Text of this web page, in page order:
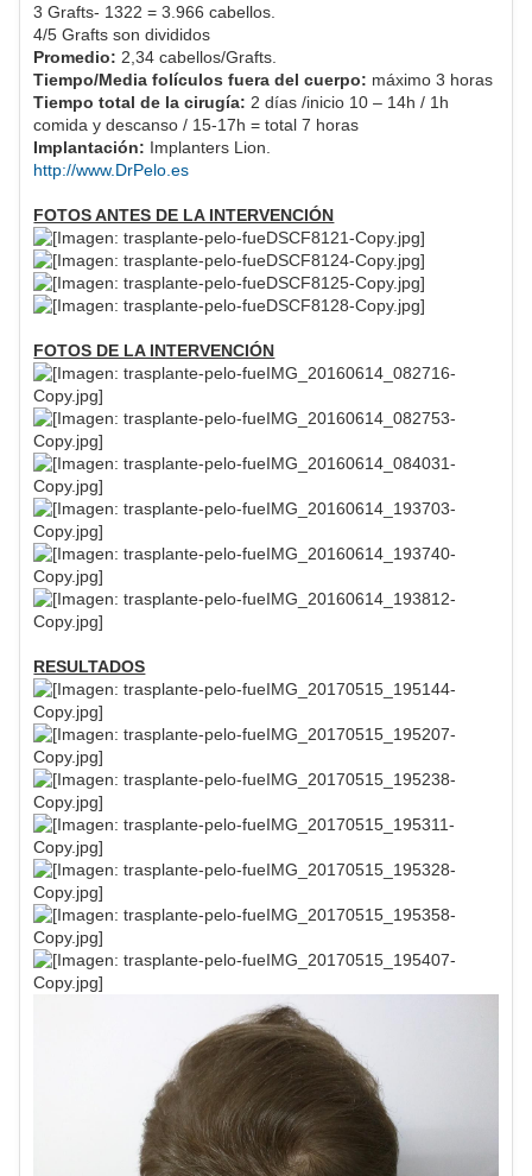
3 Grafts- 1322 = 3.966 cabellos.
4/5 Grafts son divididos
Promedio: 2,34 cabellos/Grafts.
Tiempo/Media folículos fuera del cuerpo: máximo 3 horas
Tiempo total de la cirugía: 2 días /inicio 10 – 14h / 1h
comida y descanso / 15-17h = total 7 horas
Implantación: Implanters Lion.
http://www.DrPelo.es
FOTOS ANTES DE LA INTERVENCIÓN
FOTOS DE LA INTERVENCIÓN
RESULTADOS